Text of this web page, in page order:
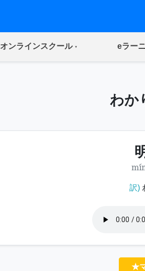
オンラインスクール(current) eラー
わか
訳)
★